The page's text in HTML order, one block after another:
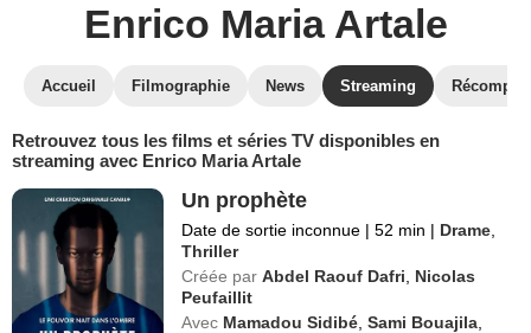
Enrico Maria Artale
Accueil Filmographie News Streaming
Retrouvez tous les films et séries TV disponibles en
streaming avec Enrico Maria Artale
Un prophète
Date de sortie inconnue | 52 min | Drame
Thriller
Créée par Abdel Raouf Dafri
Nicolas
Peufaillit
Avec Mamadou Sidibé ,Sami Bouajila